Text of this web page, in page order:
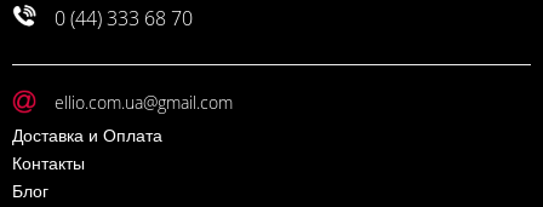
0 (44) 333 68 70
ellio.com.ua@gmail.com
Доставка и Оплата
Контакты
Блог